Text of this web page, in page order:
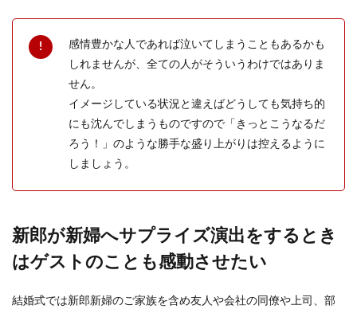
感情豊かな人であれば泣いてしまうこともあるかも
しれませんが、全ての人がそういうわけではありま
せん。
イメージしている状況と違えばどうしても気持ち的
にも沈んでしまうものですので「きっとこうなるだ
ろう！」のような勝手な盛り上がりは控えるように
しましょう。
新郎が新婦へサプライズ演出をするとき
はゲストのことも感動させたい
結婚式では新郎新婦のご家族を含め友人や会社の同僚や上司、部